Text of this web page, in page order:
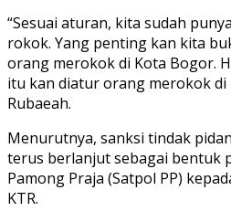
“Sesuai aturan, kita sudah
rokok. Yang penting kan kita
orang merokok di Kota Bogor.
itu kan diatur orang merokok di
Rubaeah.
Menurutnya, sanksi tindak
terus berlanjut sebagai bentuk
Pamong Praja (Satpol PP)
KTR.